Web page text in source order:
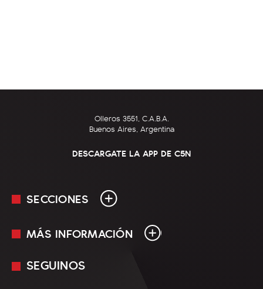
Olleros 3551, C.A.B.A.
Buenos Aires, Argentina
DESCARGATE LA APP DE C5N
SECCIONES
En Vivo
MÁS INFORMACIÓN
Mediakit
SEGUINOS